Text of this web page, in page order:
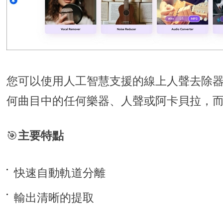
您可以使用人工智慧支援的線上人聲去除
何曲目中的任何樂器、人聲或阿卡貝拉，
🎯主要特點
快速自動軌道分離
輸出清晰的提取